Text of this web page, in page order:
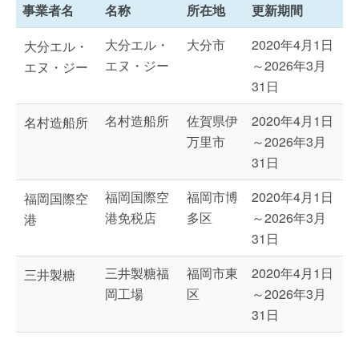
事業者名 名称 所在地
更新期間
大分エル・
エヌ・ジー
大分エル・
エヌ・ジー
大分市
2020年4月1日
～2026年3月
31日
名村造船所
名村造船所
佐賀県伊
万里市
2020年4月1日
～2026年3月
31日
福岡国際空
港
福岡国際空
港免税店
福岡市博
多区
2020年4月1日
～2026年3月
31日
三井製糖
三井製糖福
岡工場
福岡市東
区
2020年4月1日
～2026年3月
31日